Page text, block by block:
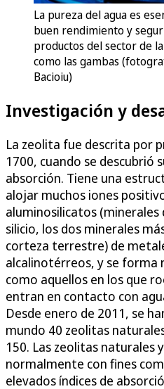
La pureza del agua es
buen rendimiento y
productos del sector de
como las gambas
Bacioiu)
Investigación y
La zeolita fue descrita por
1700, cuando se descubrió
absorción. Tiene una
alojar muchos iones
aluminosilicatos
silicio, los dos minerales
corteza terrestre) de
alcalinotérreos, y se
como aquellos en los que
entran en contacto con
Desde enero de 2011, se
mundo 40 zeolitas
150. Las zeolitas naturales
normalmente con fines
elevados índices de